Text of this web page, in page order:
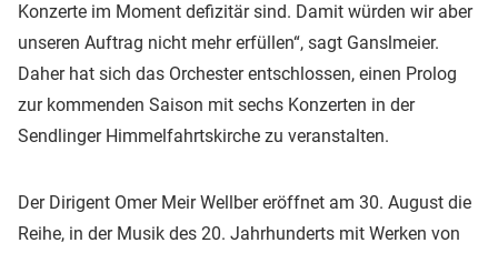
Konzerte im Moment defizitär sind. Damit würden wir aber
unseren Auftrag nicht mehr erfüllen“, sagt Ganslmeier.
Daher hat sich das Orchester entschlossen, einen Prolog
zur kommenden Saison mit sechs Konzerten in der
Sendlinger Himmelfahrtskirche zu veranstalten.
Der Dirigent Omer Meir Wellber eröffnet am 30. August die
Reihe, in der Musik des 20. Jahrhunderts mit Werken von